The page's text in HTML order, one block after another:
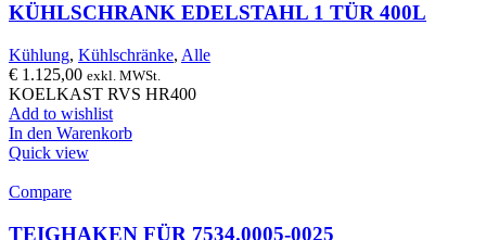
KÜHLSCHRANK EDELSTAHL 1 TÜR 400L
Kühlung, Kühlschränke, Alle
€ 1.125,00 exkl. MWSt.
KOELKAST RVS HR400
Add to wishlist
In den Warenkorb
Quick view
Compare
TEIGHAKEN FÜR 7534.0005-0025